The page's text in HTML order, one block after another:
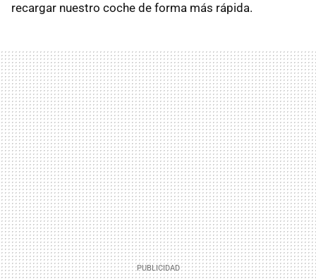
recargar nuestro coche de forma más rápida.